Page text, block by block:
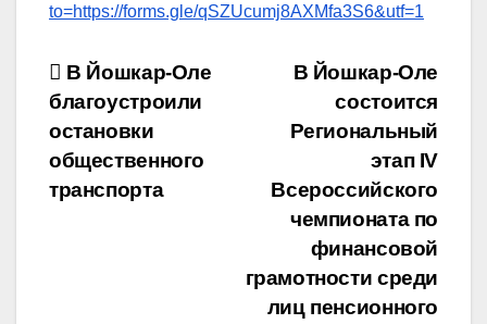
to=https://forms.gle/qSZUcumj8AXMfa3S6&utf=1
Навигация
по
записям
В Йошкар-Оле
состоится
Региональный
этап IV
Всероссийского
чемпионата по
финансовой
грамотности среди
лиц пенсионного
В Йошкар-Оле
благоустроили
остановки
общественного
транспорта